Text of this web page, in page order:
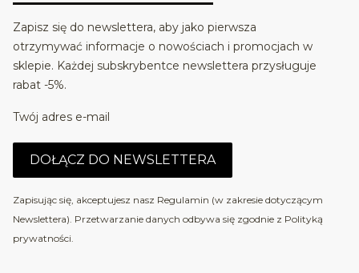
Zapisz się do newslettera, aby jako pierwsza
otrzymywać informacje o nowościach i promocjach w
sklepie. Każdej subskrybentce newslettera przysługuje
rabat -5%.
Twój adres e-mail
DOŁĄCZ DO NEWSLETTERA
Zapisując się, akceptujesz nasz Regulamin (w zakresie dotyczącym
Newslettera). Przetwarzanie danych odbywa się zgodnie z Polityką
prywatności.